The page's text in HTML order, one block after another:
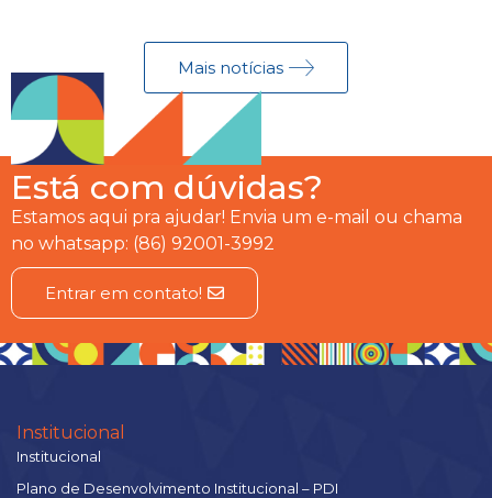
Mais notícias
Está com dúvidas?
Estamos aqui pra ajudar! Envia um e-mail ou chama
no whatsapp: (86) 92001-3992
Entrar em contato!
Institucional
Institucional
Plano de Desenvolvimento Institucional – PDI